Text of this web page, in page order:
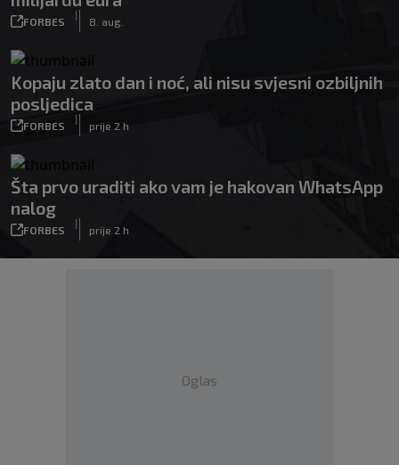
FORBES
|
8. aug.
Kopaju zlato dan i noć, ali nisu svjesni ozbiljnih
posljedica
FORBES
|
prije 2 h
Šta prvo uraditi ako vam je hakovan WhatsApp
nalog
FORBES
|
prije 2 h
Oglas